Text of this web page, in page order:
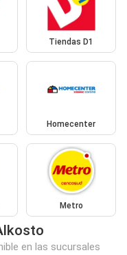
Tiendas D1
Homecenter
Metro
en las sucursales